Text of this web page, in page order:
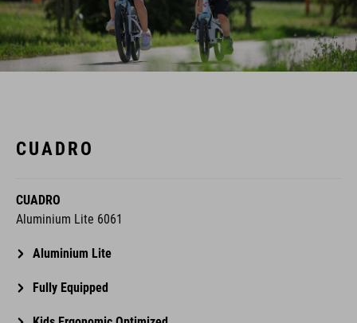
CUADRO
CUADRO
Aluminium Lite 6061
Aluminium Lite
Fully Equipped